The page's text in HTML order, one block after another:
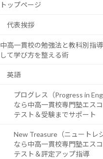
トップページ
代表挨拶
中高一貫校の勉強法と教科別指
して学び方を整える術
英語
プログレス（Progress in
なら中高一貫校専門塾エス
テスト＆受験までサポート
New Treasure（ニュートレ
なら中高一貫校専門塾エス
テスト＆評定アップ指導